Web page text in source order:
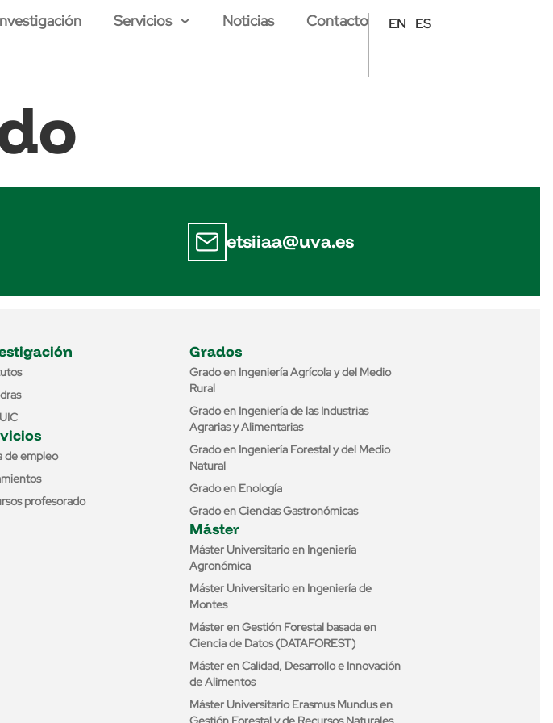
Servicios Noticias Contacto EN ES
etsiiaa@uva.es
de empleo
profesorado
Grados
Grado en Ingeniería Agrícola y del Medio
Rural
Grado en Ingeniería de las Industrias
Agrarias y Alimentarias
Grado en Ingeniería Forestal y del Medio
Natural
Grado en Enología
Grado en Ciencias Gastronómicas
Máster
Máster Universitario en Ingeniería
Agronómica
Máster Universitario en Ingeniería de
Montes
Máster en Gestión Forestal basada en
Ciencia de Datos (DATAFOREST)
Máster en Calidad, Desarrollo e Innovación
de Alimentos
Máster Universitario Erasmus Mundus en